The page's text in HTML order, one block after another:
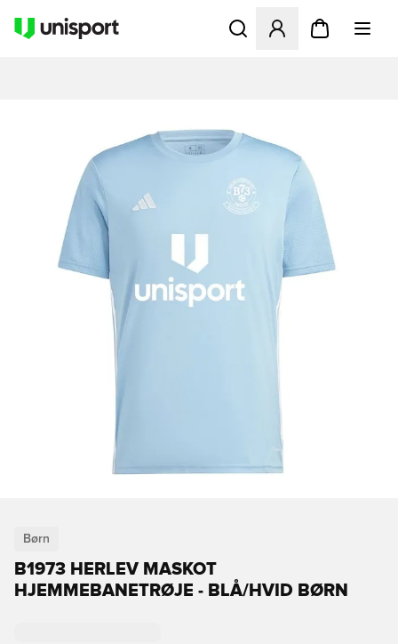
Åbner en Modal til at
Børn
B1973 HERLEV MASKOT
HJEMMEBANETRØJE - BLÅ/HVID BØRN